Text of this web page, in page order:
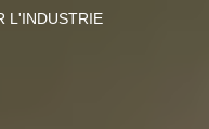
L'INDUSTRIE